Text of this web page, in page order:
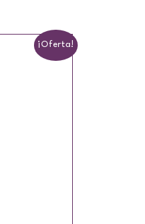
¡Oferta!